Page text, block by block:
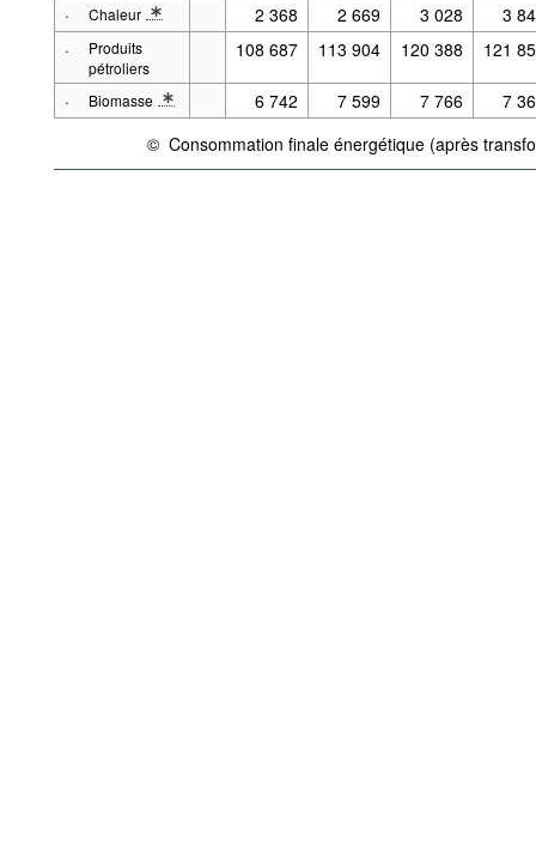
· Chaleur
* Note spécification 2: À partir de l'année 2000, la chaleur
2 368 2 669 3 028
3
·
Produits
pétroliers
108 687 113 904 120 388 121
· Biomasse
* Note spécification 2: Comprenant les biocarburants en mélange.
6 742 7 599 7 766
7
©
{link} Conditions d'utilisation
Consommation finale énergétique (après